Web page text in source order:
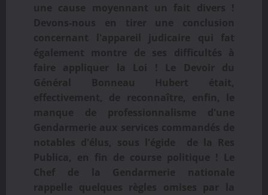
une cause moyennant un fait divers !
Devons-nous en tirer une conclusion
concernant l'appareil judicaire qui fat
également montre de ses difficultés à
faire appliquer la Loi ! Le Devoir du
Général Bonneau Hubert était,
effectivement, de reconnaître, enfin, le
manque de professionnalisme d'une
Gendarmerie aux services commandés de
notables d'élus, sous l'égide de la Res
Publica, en fin de course politique ! Le
Chef de la Gendarmerie nationale
rappelle quelques règles omises par la